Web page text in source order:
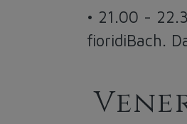
• 21.00 -
fioridiBach.